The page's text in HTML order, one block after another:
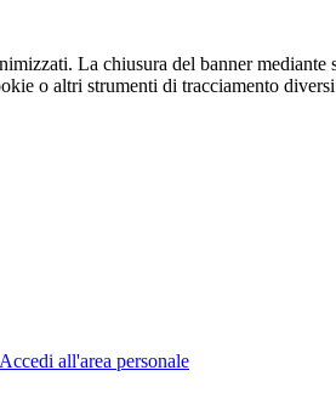
La chiusura del banner
o altri strumenti di tracciamento
Accedi all'area personale